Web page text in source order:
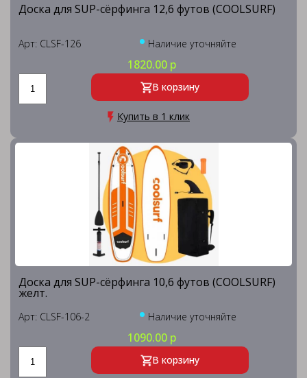
Доска для SUP-сёрфинга 12,6 футов (COOLSURF)
Арт: CLSF-126 Наличие уточняйте
1820.00 р
В корзину
Купить в 1 клик
Доска для SUP-сёрфинга 10,6 футов (COOLSURF)
желт.
Арт: CLSF-106-2 Наличие уточняйте
1090.00 р
В корзину